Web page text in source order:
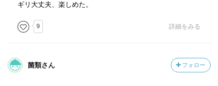
ギリ大丈夫、楽しめた。
9 詳細をみる
菌類さん フォロー